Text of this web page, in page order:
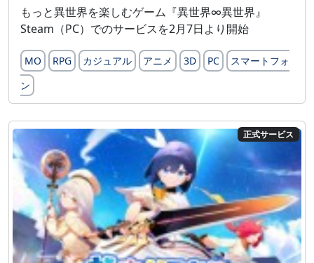
もっと異世界を楽しむゲーム『異世界∞異世界』
Steam（PC）でのサービスを2月7日より開始
MO RPG カジュアル アニメ 3D PC
スマートフォ
ン
正式サービス